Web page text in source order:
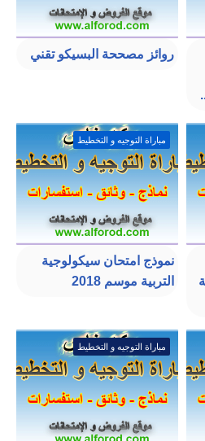
روائز مصححة البسيكو تقني
مباراة التوجيه و التخطيط
نموذج امتحان سيكولوجية
التربية موسم 2018
مباراة التوجيه و التخطيط